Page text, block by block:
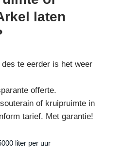
laten
te eerder is het weer
offerte.
of kruipruimte in
tarief. Met garantie!
liter per uur